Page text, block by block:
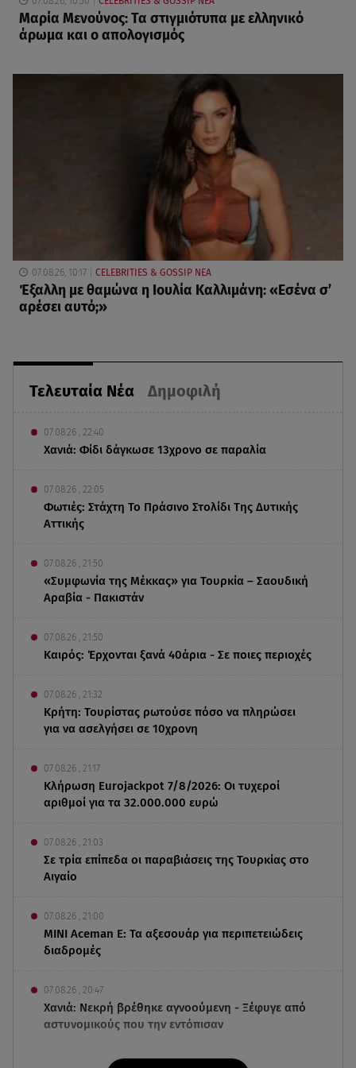
Τελευταία Νέα Δημοφιλή
07.08.26 , 22:40
Χανιά: Φίδι δάγκωσε 13χρονο σε παραλία
07.08.26 , 22:05
Φωτιές: Στάχτη Το Πράσινο Στολίδι Της Δυτικής
Αττικής
07.08.26 , 21:50
«Συμφωνία της Μέκκας» για Τουρκία – Σαουδική
Αραβία - Πακιστάν
07.08.26 , 21:50
Καιρός: Έρχονται ξανά 40άρια - Σε ποιες περιοχές
07.08.26 , 21:32
Κρήτη: Τουρίστας ρωτούσε πόσο να πληρώσει
για να ασελγήσει σε 10χρονη
07.08.26 , 21:17
Κλήρωση Eurojackpot 7/8/2026: Οι τυχεροί
αριθμοί για τα 32.000.000 ευρώ
07.08.26 , 21:03
Σε τρία επίπεδα οι παραβιάσεις της Τουρκίας στο
Αιγαίο
07.08.26 , 21:00
MINI Aceman E: Τα αξεσουάρ για περιπετειώδεις
διαδρομές
07.08.26 , 20:47
Χανιά: Νεκρή βρέθηκε αγνοούμενη - Ξέφυγε από
αστυνομικούς που την εντόπισαν
Μαρία Μενούνος: Τα στιγμιότυπα με ελληνικό
άρωμα και ο απολογισμός
07.08.26, 10:17 CELEBRITIES & GOSSIP ΝΕΑ
Έξαλλη με θαμώνα η Ιουλία Καλλιμάνη: «Εσένα σ’
αρέσει αυτό;»